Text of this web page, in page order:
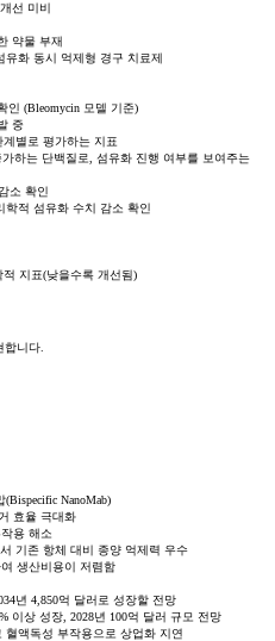
선 미비
약물 부재
유화 동시 억제형 경구 치료제
인 (Bleomycin 모델 기준)
중
별로 평가하는 지표
하는 단백질로, 섬유화 진행 여부를 보여주는
소 확인
학적 섬유화 수치 감소 확인
적 지표(낮을수록 개선됨)
니다.
NanoMab)
효율 극대화
용 해소
기존 항체 대비 종양 억제력 우수
생산비용이 저렴함
년 4,850억 달러로 성장할 전망
이상 성장, 2028년 100억 달러 규모 전망
액독성 부작용으로 상업화 지연